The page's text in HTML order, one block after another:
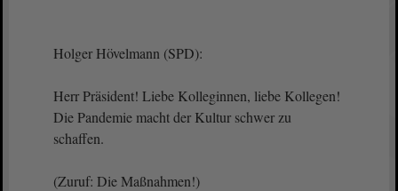
Holger Hövelmann (SPD):
Herr Präsident! Liebe Kolleginnen, liebe Kollegen!
Die Pandemie macht der Kultur schwer zu
schaffen.
(Zuruf: Die Maßnahmen!)